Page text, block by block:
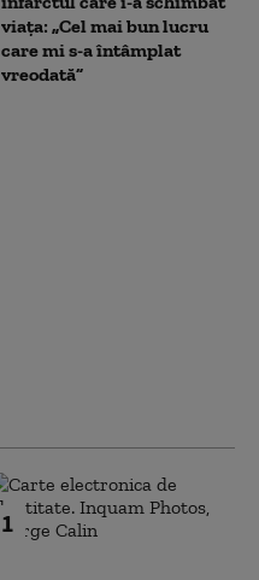
viața: „Cel mai bun lucru
care mi s-a întâmplat
vreodată”
1